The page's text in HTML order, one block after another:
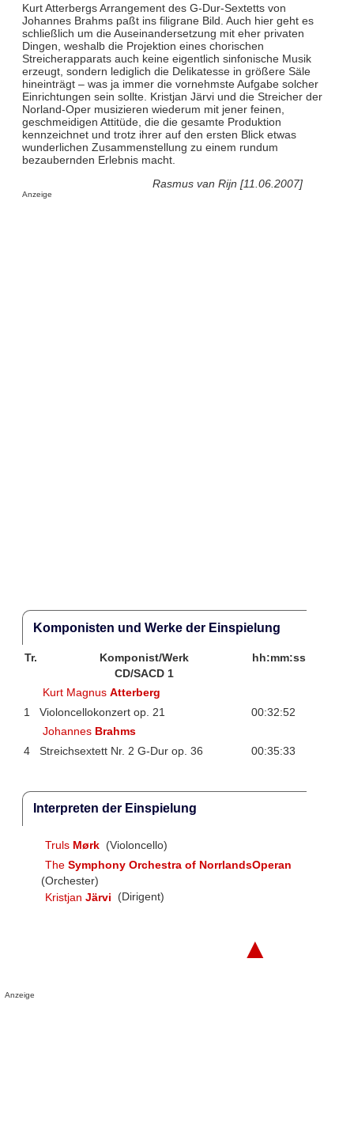
Kurt Atterbergs Arrangement des G-Dur-Sextetts von
Johannes Brahms paßt ins filigrane Bild. Auch hier geht es
schließlich um die Auseinandersetzung mit eher privaten
Dingen, weshalb die Projektion eines chorischen
Streicherapparats auch keine eigentlich sinfonische Musik
erzeugt, sondern lediglich die Delikatesse in größere Säle
hineinträgt – was ja immer die vornehmste Aufgabe solcher
Einrichtungen sein sollte. Kristjan Järvi und die Streicher der
Norland-Oper musizieren wiederum mit jener feinen,
geschmeidigen Attitüde, die die gesamte Produktion
kennzeichnet und trotz ihrer auf den ersten Blick etwas
wunderlichen Zusammenstellung zu einem rundum
bezaubernden Erlebnis macht.
Rasmus van Rijn [11.06.2007]
Anzeige
Komponisten und Werke der Einspielung
Tr. Komponist/Werk
hh:mm:ss
CD/SACD 1
Kurt MagnusAtterberg
1
Violoncellokonzert op. 21
00:32:52
Johannes Brahms
4
Streichsextett Nr. 2 G-Dur op. 36 00:35:33
Interpreten der Einspielung
Truls Mørk (Violoncello)
The Symphony Orchestra of NorrlandsOperan
(Orchester)
Kristjan Järvi (Dirigent)
▲
Anzeige